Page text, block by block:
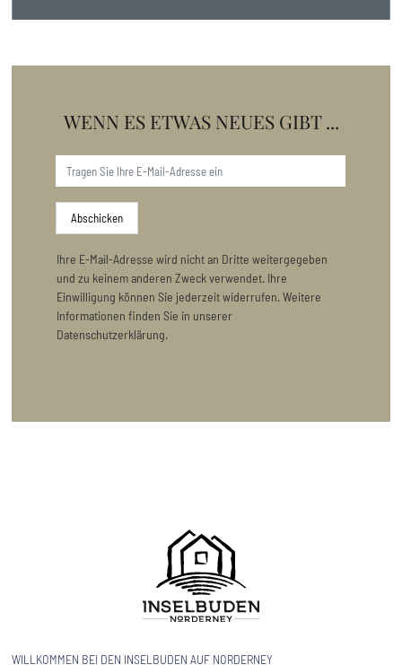
WENN ES ETWAS NEUES GIBT ...
Abschicken
Ihre E-Mail-Adresse wird nicht an Dritte weitergegeben
und zu keinem anderen Zweck verwendet. Ihre
Einwilligung können Sie jederzeit widerrufen. Weitere
Informationen finden Sie in unserer
Datenschutzerklärung.
WILLKOMMEN BEI DEN INSELBUDEN AUF NORDERNEY